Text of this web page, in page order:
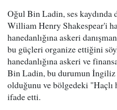
Oğul Bin Ladin, ses kaydında
William Henry Shakespear'i
hanedanlığına askeri
bu güçleri organize ettiğini
hanedanlığına askeri ve
Bin Ladin, bu durumun İngiliz
olduğunu ve bölgedeki "Haçlı
ifade etti.